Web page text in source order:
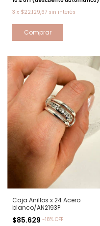
3 x $22.129,67 sin interés
Caja Anillos x 24 Acero
blanco/AN2193P
$85.629 -18% OFF